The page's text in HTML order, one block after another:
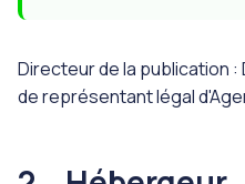
Directeur de la publication :
de représentant légal